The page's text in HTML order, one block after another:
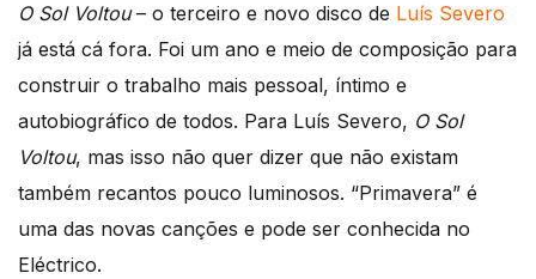
O Sol Voltou– o terceiro e novo disco de Luís Severo
já está cá fora. Foi um ano e meio de composição para
construir o trabalho mais pessoal, íntimo e
autobiográfico de todos. Para Luís Severo, O Sol
Voltou, mas isso não quer dizer que não existam
também recantos pouco luminosos. “Primavera” é
uma das novas canções e pode ser conhecida no
Eléctrico.